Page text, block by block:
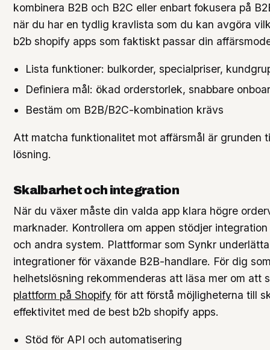
kombinera B2B och B2C eller enbart fokusera på
när du har en tydlig kravlista som du kan avgöra
b2b shopify apps som faktiskt passar din
Lista funktioner: bulkorder, specialpriser,
Definiera mål: ökad orderstorlek, snabbare
Bestäm om B2B/B2C-kombination krävs
Att matcha funktionalitet mot affärsmål är grunden
lösning.
Skalbarhet och integration
När du växer måste din valda app klara högre
marknader. Kontrollera om appen stödjer integration
och andra system. Plattformar som Synkr
integrationer för växande B2B-handlare. För dig
helhetslösning rekommenderas att läsa mer om att
plattform på Shopify för att förstå möjligheterna till
effektivitet med de best b2b shopify apps.
Stöd för API och automatisering